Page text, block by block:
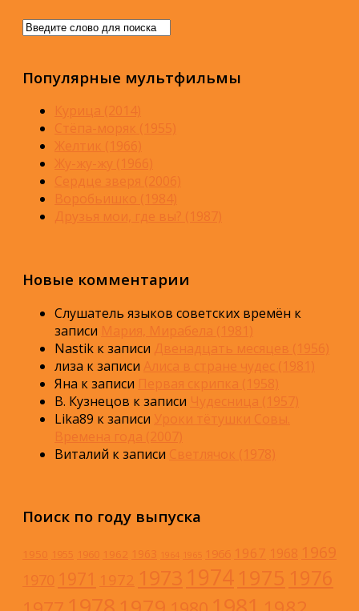
Популярные мультфильмы
Курица (2014)
Стёпа-моряк (1955)
Желтик (1966)
Жу-жу-жу (1966)
Сердце зверя (2006)
Воробьишко (1984)
Друзья мои, где вы? (1987)
Новые комментарии
Слушатель языков советских времён к
записи Мария, Мирабела (1981)
Nastik к записи Двенадцать месяцев (1956)
лиза к записи Алиса в стране чудес (1981)
Яна к записи Первая скрипка (1958)
В. Кузнецов к записи Чудесница (1957)
Lika89 к записи Уроки тётушки Совы.
Времена года (2007)
Виталий к записи Светлячок (1978)
Поиск по году выпуска
1950 1955 1960 1962 1963 1964 1965 1966 1967 1968 1969
1970 1971 1972 1973 1974 1975 1976